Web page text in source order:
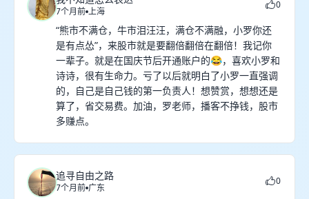
7个月前 上海
0
“熊市不满仓，牛市泪汪汪，满仓不满融，小罗你还
是有点怂”，来股市就是要翻倍翻倍在翻倍！我记你
一辈子。就是在国庆节后开通账户的😂，喜欢小罗和
诗诗，很有生命力。亏了以后就明白了小罗一直强调
的，自己是自己钱的第一负责人！想赞赏，想想还是
算了，省交易费。加油，罗老师，播客不挣钱，股市
多赚点。
追寻自由之路
7个月前 广东
0